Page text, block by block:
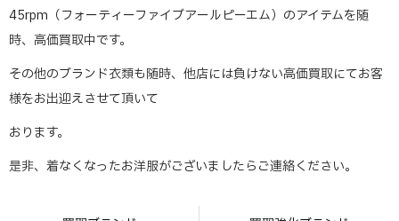
45rpm（フォーティーファイブアールピーエム）のアイテムを随
時、高価買取中です。
その他のブランド衣類も随時、他店には負けない高価買取にてお客
様をお出迎えさせて頂いて
おります。
是非、着なくなったお洋服がございましたらご連絡ください。